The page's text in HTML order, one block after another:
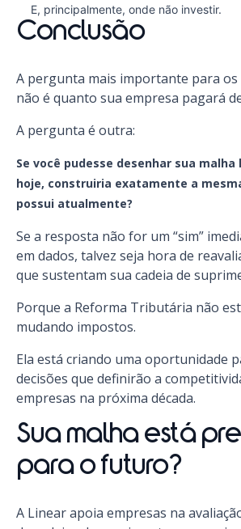
E, principalmente, onde não investir.
Conclusão
A pergunta mais importante para
não é quanto sua empresa pagará
A pergunta é outra:
Se você pudesse desenhar sua
hoje, construiria exatamente a
possui atualmente?
Se a resposta não for um “sim”
em dados, talvez seja hora de
que sustentam sua cadeia de
Porque a Reforma Tributária não
mudando impostos.
Ela está criando uma oportunidade
decisões que definirão a
empresas na próxima década.
Sua malha está
para o futuro?
A Linear apoia empresas na